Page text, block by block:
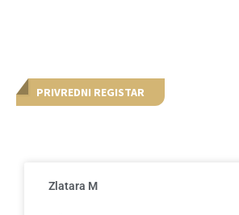
PRIVREDNI REGISTAR
Zlatara M